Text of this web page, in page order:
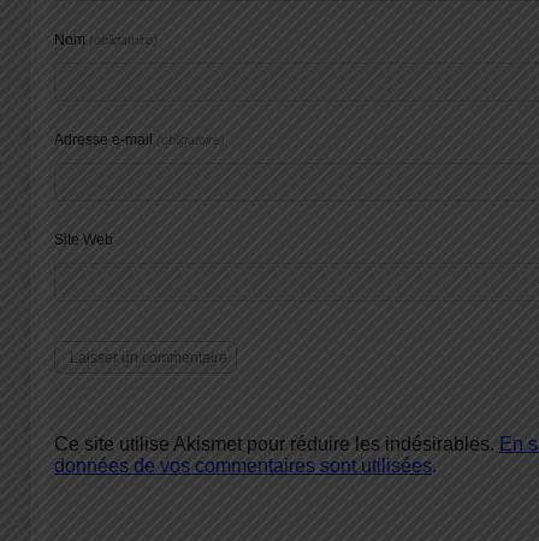
Nom (obligatoire)
Adresse e-mail (obligatoire)
Site Web
Ce site utilise Akismet pour réduire les indésirables. En
données de vos commentaires sont utilisées.